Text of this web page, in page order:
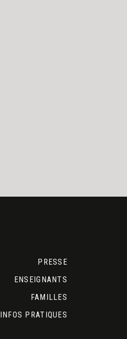
PRESSE
ENSEIGNANTS
FAMILLES
INFOS PRATIQUES